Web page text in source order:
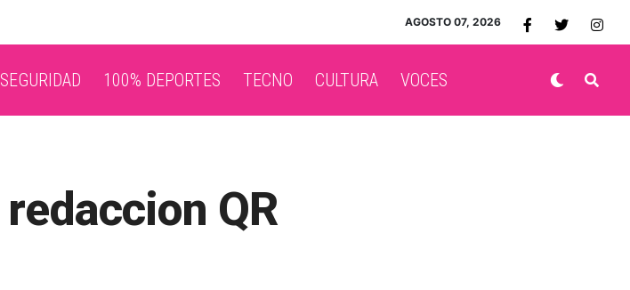
AGOSTO 07, 2026
SEGURIDAD 100% DEPORTES TECNO CULTURA VOCES
redaccion QR